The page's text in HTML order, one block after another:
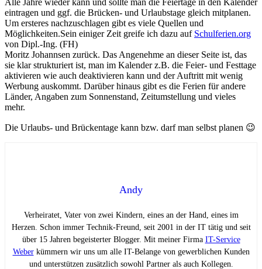
eintragen und ggf. die Brücken- und Urlaubstage gleich mitplanen.
Um ersteres nachzuschlagen gibt es viele Quellen und
Möglichkeiten.Sein einiger Zeit greife ich dazu auf Schulferien.org
von Dipl.-Ing. (FH)
Moritz Johannsen zurück. Das Angenehme an dieser Seite ist, das
sie klar strukturiert ist, man im Kalender z.B. die Feier- und Festtage
aktivieren wie auch deaktivieren kann und der Auftritt mit wenig
Werbung auskommt. Darüber hinaus gibt es die Ferien für andere
Länder, Angaben zum Sonnenstand, Zeitumstellung und vieles
mehr.
Die Urlaubs- und Brückentage kann bzw. darf man selbst planen 😉
Andy
Verheiratet, Vater von zwei Kindern, eines an der Hand, eines im
Herzen. Schon immer Technik-Freund, seit 2001 in der IT tätig und seit
über 15 Jahren begeisterter Blogger. Mit meiner Firma IT-Service
Weberkümmern wir uns um alle IT-Belange von gewerblichen Kunden
und unterstützen zusätzlich sowohl Partner als auch Kollegen.